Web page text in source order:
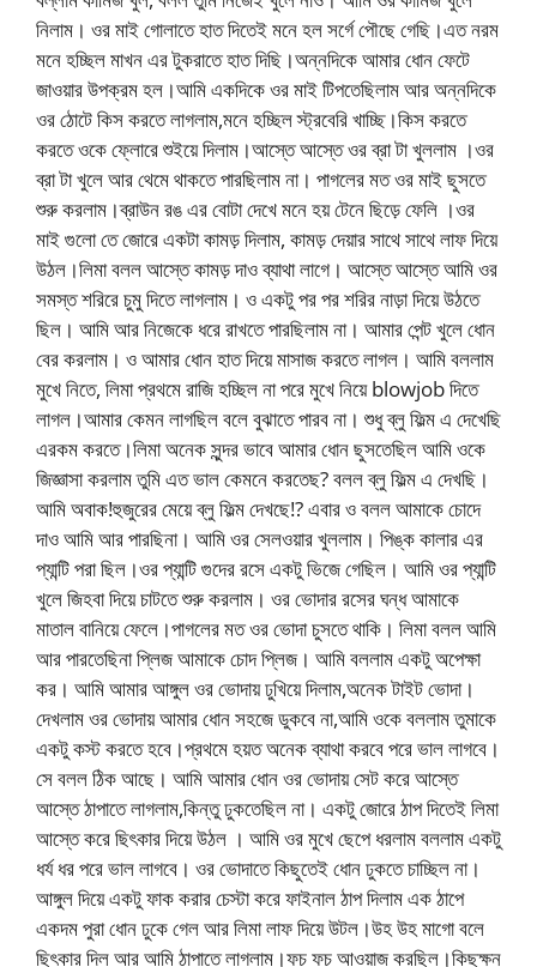
নিলাম। ওর মাই গোলাতে হাত দিতেই মনে হল সর্গে পৌছে গেছি।এত নরম
মনে হচ্ছিল মাখন এর টুকরাতে হাত দিছি।অন্নদিকে আমার ধোন ফেটে
জাওয়ার উপক্রম হল।আমি একদিকে ওর মাই টিপতেছিলাম আর অন্নদিকে
ওর ঠোটে কিস করতে লাগলাম,মনে হচ্ছিল স্ট্রবেরি খাচ্ছি।কিস করতে
করতে ওকে ফ্লোরে শুইয়ে দিলাম।আস্তে আস্তে ওর ব্রা টা খুললাম ।ওর
ব্রা টা খুলে আর থেমে থাকতে পারছিলাম না। পাগলের মত ওর মাই ছুসতে
শুরু করলাম।ব্রাউন রঙ এর বোটা দেখে মনে হয় টেনে ছিড়ে ফেলি ।ওর
মাই গুলো তে জোরে একটা কামড় দিলাম, কামড় দেয়ার সাথে সাথে লাফ দিয়ে
উঠল।লিমা বলল আস্তে কামড় দাও ব্যাথা লাগে। আস্তে আস্তে আমি ওর
সমস্ত শরিরে চুমু দিতে লাগলাম। ও একটু পর পর শরির নাড়া দিয়ে উঠতে
ছিল। আমি আর নিজেকে ধরে রাখতে পারছিলাম না। আমার পেন্ট খুলে ধোন
বের করলাম। ও আমার ধোন হাত দিয়ে মাসাজ করতে লাগল। আমি বললাম
মুখে নিতে, লিমা প্রথমে রাজি হচ্ছিল না পরে মুখে নিয়ে blowjob দিতে
লাগল।আমার কেমন লাগছিল বলে বুঝাতে পারব না। শুধু ব্লু ফিল্ম এ দেখেছি
এরকম করতে।লিমা অনেক সুন্দর ভাবে আমার ধোন ছুসতেছিল আমি ওকে
জিজ্ঞাসা করলাম তুমি এত ভাল কেমনে করতেছ? বলল ব্লু ফিল্ম এ দেখছি।
আমি অবাক!হুজুরের মেয়ে ব্লু ফিল্ম দেখছে!? এবার ও বলল আমাকে চোদে
দাও আমি আর পারছিনা। আমি ওর সেলওয়ার খুললাম। পিঙ্ক কালার এর
প্যান্টি পরা ছিল।ওর প্যান্টি গুদের রসে একটু ভিজে গেছিল। আমি ওর প্যান্টি
খুলে জিহবা দিয়ে চাটতে শুরু করলাম। ওর ভোদার রসের ঘন্ধ আমাকে
মাতাল বানিয়ে ফেলে।পাগলের মত ওর ভোদা চুসতে থাকি। লিমা বলল আমি
আর পারতেছিনা প্লিজ আমাকে চোদ প্লিজ। আমি বললাম একটু অপেক্ষা
কর। আমি আমার আঙ্গুল ওর ভোদায় ঢুখিয়ে দিলাম,অনেক টাইট ভোদা।
দেখলাম ওর ভোদায় আমার ধোন সহজে ডুকবে না,আমি ওকে বললাম তুমাকে
একটু কস্ট করতে হবে।প্রথমে হয়ত অনেক ব্যাথা করবে পরে ভাল লাগবে।
সে বলল ঠিক আছে। আমি আমার ধোন ওর ভোদায় সেট করে আস্তে
আস্তে ঠাপাতে লাগলাম,কিন্তু ঢুকতেছিল না। একটু জোরে ঠাপ দিতেই লিমা
আস্তে করে ছিৎকার দিয়ে উঠল । আমি ওর মুখে ছেপে ধরলাম বললাম একটু
ধর্য ধর পরে ভাল লাগবে। ওর ভোদাতে কিছুতেই ধোন ঢুকতে চাচ্ছিল না।
আঙ্গুল দিয়ে একটু ফাক করার চেস্টা করে ফাইনাল ঠাপ দিলাম এক ঠাপে
একদম পুরা ধোন ঢুকে গেল আর লিমা লাফ দিয়ে উটল।উহ উহ মাগো বলে
ছিৎকার দিল আর আমি ঠাপাতে লাগলাম।ফচ ফচ আওয়াজ করছিল।কিছুক্ষন